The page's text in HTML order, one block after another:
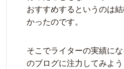
おすすめするというのは
かったのです。
そこでライターの実績に
のブログに注力してみよう